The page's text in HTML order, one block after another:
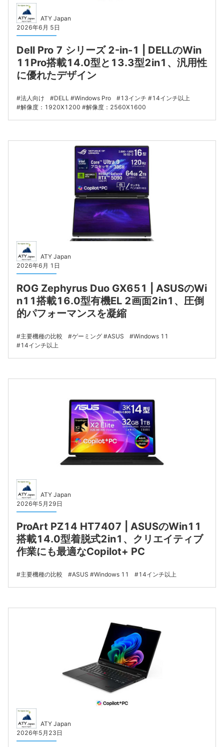
ATY Japan
2026年6月 5日
Dell Pro 7 シリーズ 2-in-1 | DELLのWin
11Pro搭載14.0型と13.3型2in1、汎用性
に優れたデザイン
法人向け DELL Windows Pro 13インチ
14インチ以上
解像度：1920X1200
解像度：2560X1600
ATY Japan
2026年6月 1日
ROG Zephyrus Duo GX651 | ASUSのWi
n11搭載16.0型有機EL 2画面2in1、圧倒
的パフォーマンスを凝縮
主要機種の比較 ゲーミング ASUS
Windows 11
14インチ以上
ATY Japan
2026年5月29日
ProArt PZ14 HT7407 | ASUSのWin11
搭載14.0型着脱式2in1、クリエイティブ
作業にも最適なCopilot+ PC
主要機種の比較 ASUS Windows 11 14インチ以上
ATY Japan
2026年5月23日